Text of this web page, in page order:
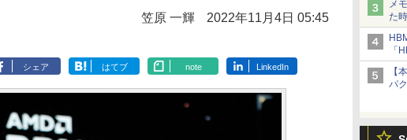
メ
た
「
【
パ
笠原 一輝 2022年11月4日 05:45
シェア はてブ note LinkedIn